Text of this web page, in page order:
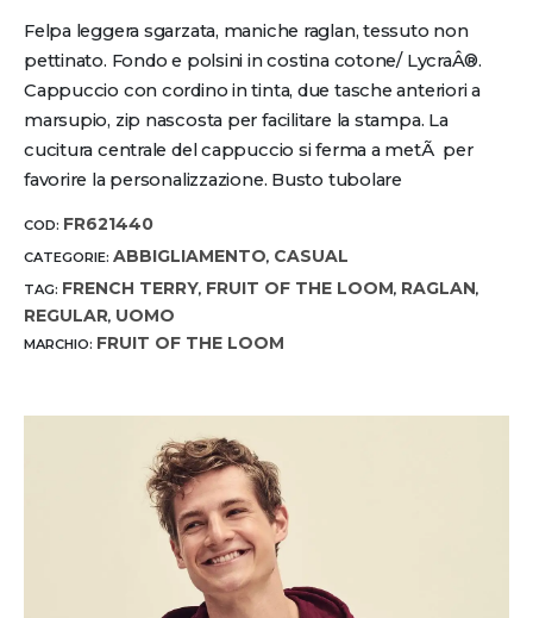
Felpa leggera sgarzata, maniche raglan, tessuto non
pettinato. Fondo e polsini in costina cotone/ LycraÂ®.
Cappuccio con cordino in tinta, due tasche anteriori a
marsupio, zip nascosta per facilitare la stampa. La
cucitura centrale del cappuccio si ferma a metÃ per
favorire la personalizzazione. Busto tubolare
COD: FR621440
CATEGORIE: ABBIGLIAMENTO, CASUAL
TAG: FRENCH TERRY, FRUIT OF THE LOOM, RAGLAN,
REGULAR, UOMO
MARCHIO: FRUIT OF THE LOOM